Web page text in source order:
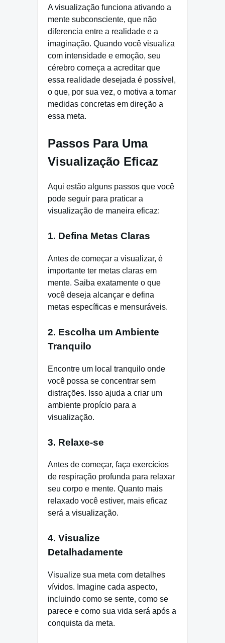
A visualização funciona ativando a
mente subconsciente, que não
diferencia entre a realidade e a
imaginação. Quando você visualiza
com intensidade e emoção, seu
cérebro começa a acreditar que
essa realidade desejada é possível,
o que, por sua vez, o motiva a tomar
medidas concretas em direção a
essa meta.
Passos Para Uma
Visualização Eficaz
Aqui estão alguns passos que você
pode seguir para praticar a
visualização de maneira eficaz:
1. Defina Metas Claras
Antes de começar a visualizar, é
importante ter metas claras em
mente. Saiba exatamente o que
você deseja alcançar e defina
metas específicas e mensuráveis.
2. Escolha um Ambiente
Tranquilo
Encontre um local tranquilo onde
você possa se concentrar sem
distrações. Isso ajuda a criar um
ambiente propício para a
visualização.
3. Relaxe-se
Antes de começar, faça exercícios
de respiração profunda para relaxar
seu corpo e mente. Quanto mais
relaxado você estiver, mais eficaz
será a visualização.
4. Visualize
Detalhadamente
Visualize sua meta com detalhes
vívidos. Imagine cada aspecto,
incluindo como se sente, como se
parece e como sua vida será após a
conquista da meta.